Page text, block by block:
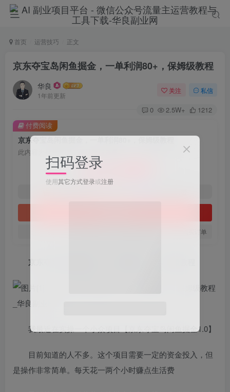
首页 运营技巧 正文
京东夺宝岛闲鱼掘金，一单利润80+，保姆级教程
华良
1年前更新
关注 私信
0 2.5W+ 1212
京东夺宝岛闲鱼掘金，一单利润80+，保姆级教程
此内容为付费阅读，请付费后查看
￥ 9.9
您当前未登录！建议登陆后购买，可保存购买订单
付费阅读
京东夺宝岛闲鱼掘金，一单利润80+，保姆级教程
我最近在实操一个小众项目【京东夺宝岛闲鱼掘金1.0】
目前知道的人不多。这个项目需要一定的资金投入，但
是操作非常简单。每天花一两个小时赚点生活费
扫码登录
使用其它方式登录或注册